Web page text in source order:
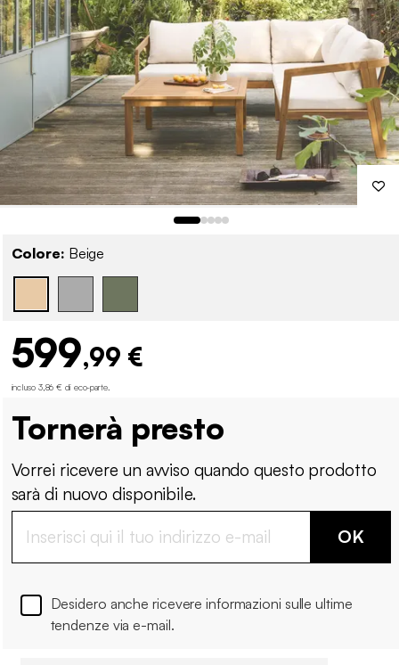
Colore: Beige
599,99 €
incluso 3,86 € di eco-parte.
Tornerà presto
Vorrei ricevere un avviso quando questo prodotto
sarà di nuovo disponibile.
OK
Desidero anche ricevere informazioni sulle ultime
tendenze via e-mail.